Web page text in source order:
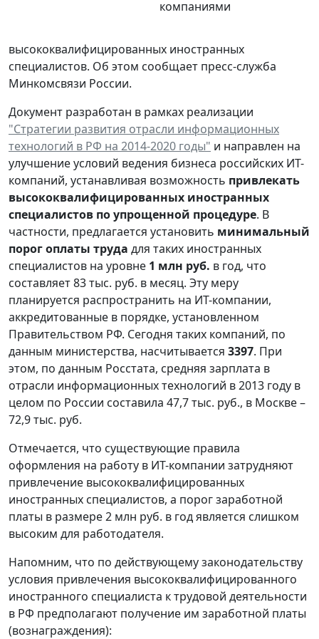
компаниями
высококвалифицированных иностранных
специалистов. Об этом сообщает пресс-служба
Минкомсвязи России.
Документ разработан в рамках реализации
"Стратегии развития отрасли информационных
технологий в РФ на 2014-2020 годы" и направлен на
улучшение условий ведения бизнеса российских ИТ-
компаний, устанавливая возможность привлекать
высококвалифицированных иностранных
специалистов по упрощенной процедуре. В
частности, предлагается установить минимальный
порог оплаты труда для таких иностранных
специалистов на уровне 1 млн руб. в год, что
составляет 83 тыс. руб. в месяц. Эту меру
планируется распространить на ИТ-компании,
аккредитованные в порядке, установленном
Правительством РФ. Сегодня таких компаний, по
данным министерства, насчитывается 3397. При
этом, по данным Росстата, средняя зарплата в
отрасли информационных технологий в 2013 году в
целом по России составила 47,7 тыс. руб., в Москве –
72,9 тыс. руб.
Отмечается, что существующие правила
оформления на работу в ИТ-компании затрудняют
привлечение высококвалифицированных
иностранных специалистов, а порог заработной
платы в размере 2 млн руб. в год является слишком
высоким для работодателя.
Напомним, что по действующему законодательству
условия привлечения высококвалифицированного
иностранного специалиста к трудовой деятельности
в РФ предполагают получение им заработной платы
(вознаграждения):